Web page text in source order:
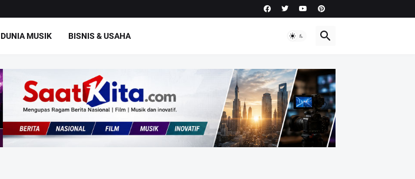
DUNIA MUSIK BISNIS & USAHA